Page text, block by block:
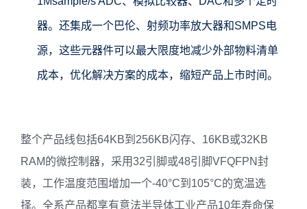
器。还集成一个巴伦、射频功率放大器和SMPS电
源，这些元器件可以最大限度地减少外部物料清单
成本，优化解决方案的成本，缩短产品上市时间。
整个产品线包括64KB到256KB闪存、16KB或32KB
RAM的微控制器，采用32引脚或48引脚VFQFPN封
装，工作温度范围增加一个-40°C到105°C的宽温选
择。全系产品都享有意法半导体工业产品10年寿命保